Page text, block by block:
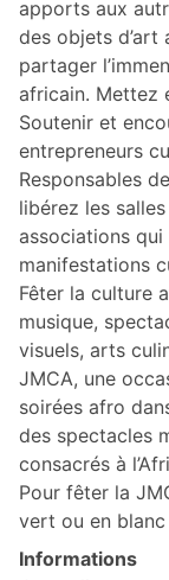
apports aux
des objets d’art
partager
africain. Mettez
Soutenir et
entrepreneurs
Responsables
libérez les
associations
manifestations
Fêter la culture
musique,
visuels, arts
JMCA, une
soirées afro
des spectacles
consacrés à
Pour fêter la
vert ou en blanc
Informations